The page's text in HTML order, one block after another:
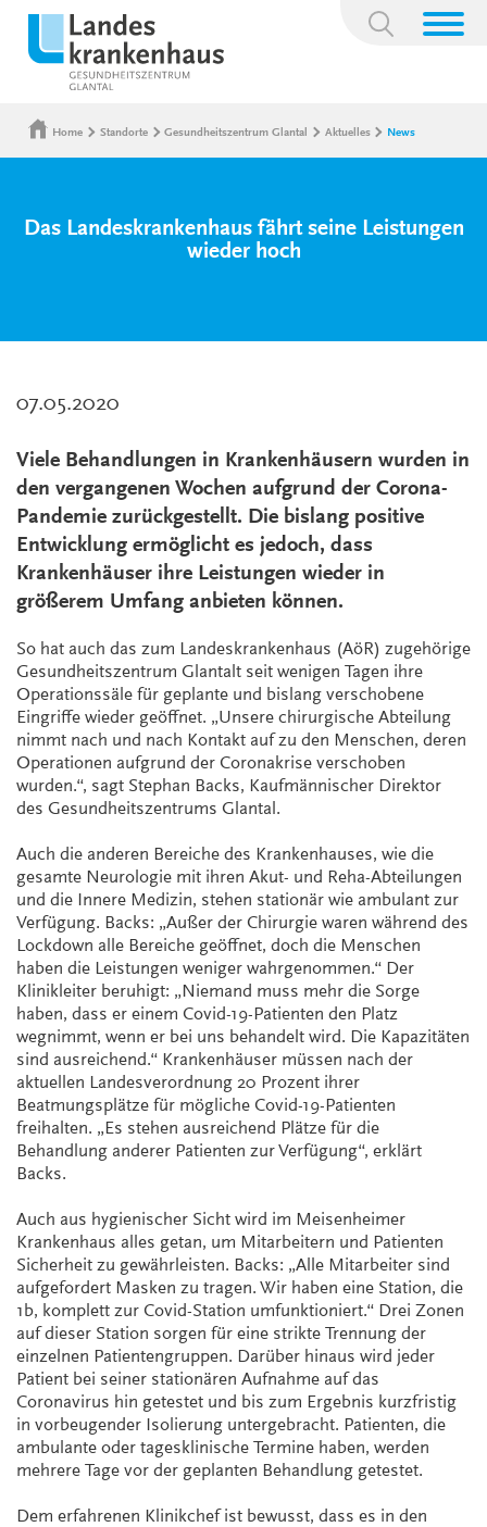
Suchbegriff:
Home Standorte Gesundheitszentrum Glantal Aktuelles News
Das Landeskrankenhaus fährt seine Leistungen
wieder hoch
07.05.2020
Viele Behandlungen in Krankenhäusern wurden in
den vergangenen Wochen aufgrund der Corona-
Pandemie zurückgestellt. Die bislang positive
Entwicklung ermöglicht es jedoch, dass
Krankenhäuser ihre Leistungen wieder in
größerem Umfang anbieten können.
So hat auch das zum Landeskrankenhaus (AöR) zugehörige
Gesundheitszentrum Glantalt seit wenigen Tagen ihre
Operationssäle für geplante und bislang verschobene
Eingriffe wieder geöffnet. „Unsere chirurgische Abteilung
nimmt nach und nach Kontakt auf zu den Menschen, deren
Operationen aufgrund der Coronakrise verschoben
wurden.“, sagt Stephan Backs, Kaufmännischer Direktor
des Gesundheitszentrums Glantal.
Auch die anderen Bereiche des Krankenhauses, wie die
gesamte Neurologie mit ihren Akut- und Reha-Abteilungen
und die Innere Medizin, stehen stationär wie ambulant zur
Verfügung. Backs: „Außer der Chirurgie waren während des
Lockdown alle Bereiche geöffnet, doch die Menschen
haben die Leistungen weniger wahrgenommen.“ Der
Klinikleiter beruhigt: „Niemand muss mehr die Sorge
haben, dass er einem Covid-19-Patienten den Platz
wegnimmt, wenn er bei uns behandelt wird. Die Kapazitäten
sind ausreichend.“ Krankenhäuser müssen nach der
aktuellen Landesverordnung 20 Prozent ihrer
Beatmungsplätze für mögliche Covid-19-Patienten
freihalten. „Es stehen ausreichend Plätze für die
Behandlung anderer Patienten zur Verfügung“, erklärt
Backs.
Auch aus hygienischer Sicht wird im Meisenheimer
Krankenhaus alles getan, um Mitarbeitern und Patienten
Sicherheit zu gewährleisten. Backs: „Alle Mitarbeiter sind
aufgefordert Masken zu tragen. Wir haben eine Station, die
1b, komplett zur Covid-Station umfunktioniert.“ Drei Zonen
auf dieser Station sorgen für eine strikte Trennung der
einzelnen Patientengruppen. Darüber hinaus wird jeder
Patient bei seiner stationären Aufnahme auf das
Coronavirus hin getestet und bis zum Ergebnis kurzfristig
in vorbeugender Isolierung untergebracht. Patienten, die
ambulante oder tagesklinische Termine haben, werden
mehrere Tage vor der geplanten Behandlung getestet.
Dem erfahrenen Klinikchef ist bewusst, dass es in den